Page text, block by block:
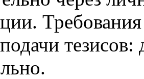
тезисов: